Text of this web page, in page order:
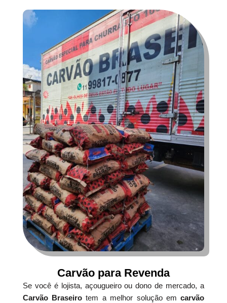
Carvão para Revenda
Se você é lojista, açougueiro ou dono de mercado, a
Carvão Braseiro tem a melhor solução emcarvão